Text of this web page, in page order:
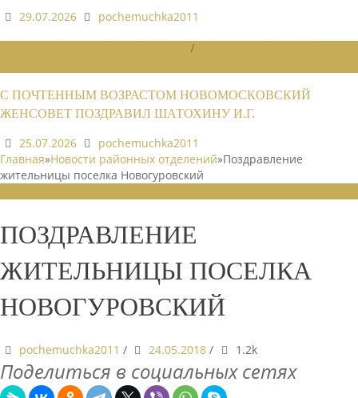
29.07.2026 pochemuchka2011
/
С ПОЧТЕННЫМ ВОЗРАСТОМ НОВОМОСКОВСКИЙ
ЖЕНСОВЕТ ПОЗДРАВИЛ ШАТОХИНУ И.Г.
25.07.2026
pochemuchka2011
Главная»Новости районных отделений»Поздравление
жительницы поселка Новогуровский
ПОЗДРАВЛЕНИЕ
ЖИТЕЛЬНИЦЫ ПОСЕЛКА
НОВОГУРОВСКИЙ
pochemuchka2011 / 24.05.2018 / 1.2k
Поделиться в социальных сетях